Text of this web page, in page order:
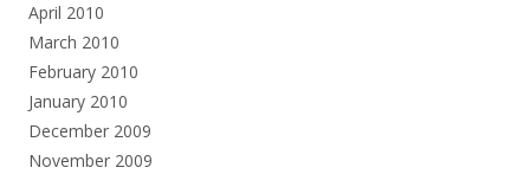
April 2010
March 2010
February 2010
January 2010
December 2009
November 2009